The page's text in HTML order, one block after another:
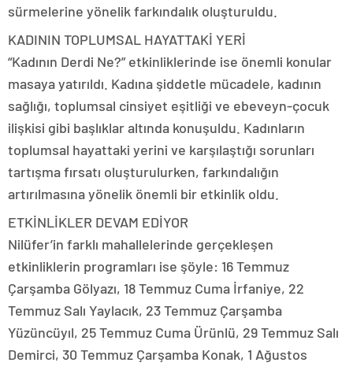
sürmelerine yönelik farkındalık oluşturuldu.
KADININ TOPLUMSAL HAYATTAKİ YERİ
“Kadının Derdi Ne?” etkinliklerinde ise önemli konular
masaya yatırıldı. Kadına şiddetle mücadele, kadının
sağlığı, toplumsal cinsiyet eşitliği ve ebeveyn-çocuk
ilişkisi gibi başlıklar altında konuşuldu. Kadınların
toplumsal hayattaki yerini ve karşılaştığı sorunları
tartışma fırsatı oluşturulurken, farkındalığın
artırılmasına yönelik önemli bir etkinlik oldu.
ETKİNLİKLER DEVAM EDİYOR
Nilüfer’in farklı mahallelerinde gerçekleşen
etkinliklerin programları ise şöyle: 16 Temmuz
Çarşamba Gölyazı, 18 Temmuz Cuma İrfaniye, 22
Temmuz Salı Yaylacık, 23 Temmuz Çarşamba
Yüzüncüyıl, 25 Temmuz Cuma Ürünlü, 29 Temmuz Salı
Demirci, 30 Temmuz Çarşamba Konak, 1 Ağustos